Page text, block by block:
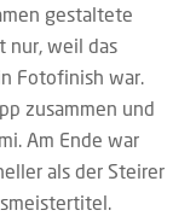
gestaltete
nur, weil das
Fotofinish war.
zusammen und
Am Ende war
als der Steirer